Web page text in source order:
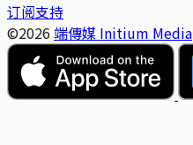
订阅支持
©2026 端傳媒 Initium Media